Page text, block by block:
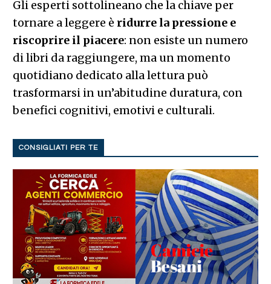
Gli esperti sottolineano che la chiave per
tornare a leggere è ridurre la pressione e
riscoprire il piacere: non esiste un numero
di libri da raggiungere, ma un momento
quotidiano dedicato alla lettura può
trasformarsi in un’abitudine duratura, con
benefici cognitivi, emotivi e culturali.
CONSIGLIATI PER TE